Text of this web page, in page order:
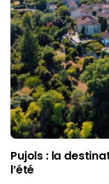
Pujols : la
l’été